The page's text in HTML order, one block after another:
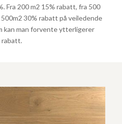
Fra 200 m2 15% rabatt, fra 500
30% rabatt på veiledende
kan man forvente ytterligerer
rabatt.